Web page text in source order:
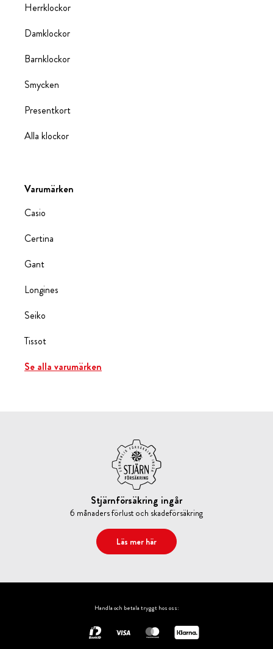
Herrklockor
Damklockor
Barnklockor
Smycken
Presentkort
Alla klockor
Varumärken
Casio
Certina
Gant
Longines
Seiko
Tissot
Se alla varumärken
Stjärnförsäkring ingår
6 månaders förlust och skadeförsäkring
Läs mer här
Handla och betala tryggt hos oss: